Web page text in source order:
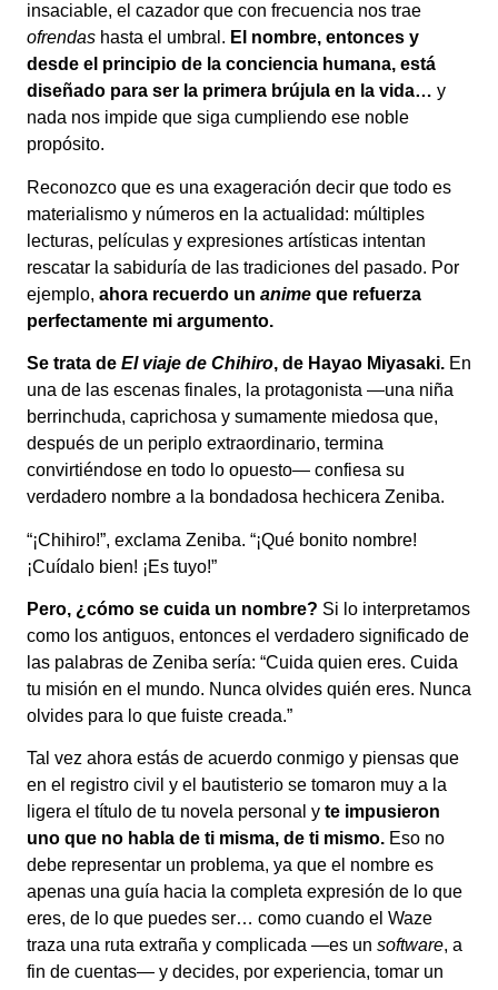
insaciable, el cazador que con frecuencia nos trae
ofrendas hasta el umbral. El nombre, entonces y
desde el principio de la conciencia humana, está
diseñado para ser la primera brújula en la vida… y
nada nos impide que siga cumpliendo ese noble
propósito.
Reconozco que es una exageración decir que todo es
materialismo y números en la actualidad: múltiples
lecturas, películas y expresiones artísticas intentan
rescatar la sabiduría de las tradiciones del pasado. Por
ejemplo, ahora recuerdo un anime que refuerza
perfectamente mi argumento.
Se trata de El viaje de Chihiro, de Hayao Miyasaki. En
una de las escenas finales, la protagonista —una niña
berrinchuda, caprichosa y sumamente miedosa que,
después de un periplo extraordinario, termina
convirtiéndose en todo lo opuesto— confiesa su
verdadero nombre a la bondadosa hechicera Zeniba.
“¡Chihiro!”, exclama Zeniba. “¡Qué bonito nombre!
¡Cuídalo bien! ¡Es tuyo!”
Pero, ¿cómo se cuida un nombre? Si lo interpretamos
como los antiguos, entonces el verdadero significado de
las palabras de Zeniba sería: “Cuida quien eres. Cuida
tu misión en el mundo. Nunca olvides quién eres. Nunca
olvides para lo que fuiste creada.”
Tal vez ahora estás de acuerdo conmigo y piensas que
en el registro civil y el bautisterio se tomaron muy a la
ligera el título de tu novela personal y te impusieron
uno que no habla de ti misma, de ti mismo. Eso no
debe representar un problema, ya que el nombre es
apenas una guía hacia la completa expresión de lo que
eres, de lo que puedes ser… como cuando el Waze
traza una ruta extraña y complicada —es un software, a
fin de cuentas— y decides, por experiencia, tomar un